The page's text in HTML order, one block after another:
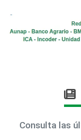
Consulta las